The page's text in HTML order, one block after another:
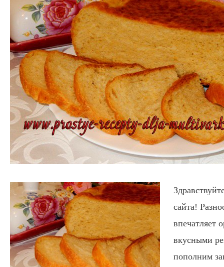
сайта!
впечатляет
вкусными
пополним